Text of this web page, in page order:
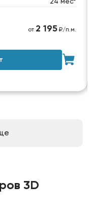
от 2 195₽/п.м.
3D